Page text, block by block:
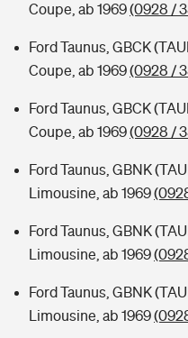
Coupe, ab 1969(0928 /
Ford Taunus, GBCK
Coupe, ab 1969(0928 /
Ford Taunus, GBCK
Coupe, ab 1969(0928 /
Ford Taunus, GBNK
Limousine, ab 1969
Ford Taunus, GBNK
Limousine, ab 1969
Ford Taunus, GBNK
Limousine, ab 1969